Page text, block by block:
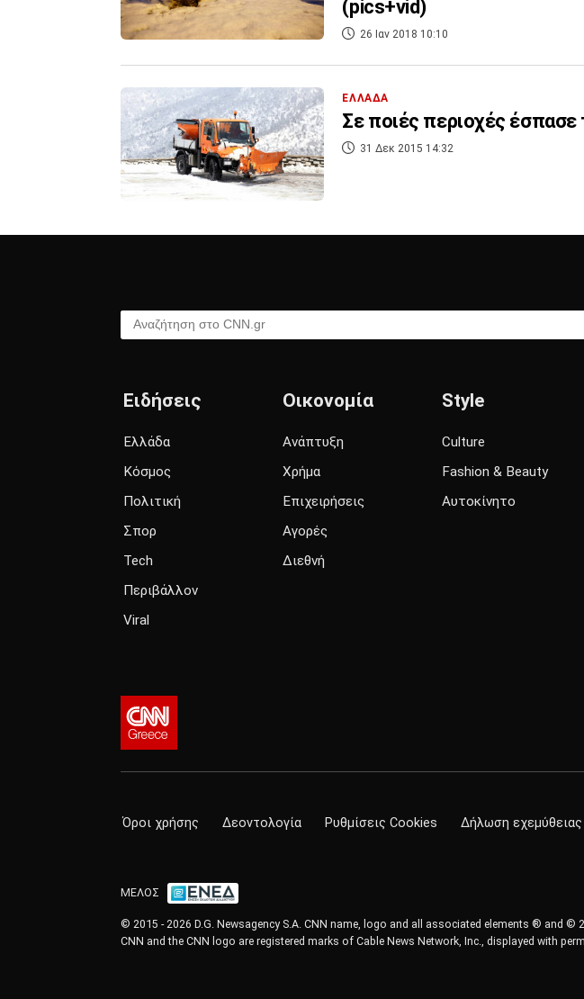
(pics+vid)
26 Ιαν 2018 10:10
ΕΛΛΑΔΑ
Σε ποιές περιοχές
31 Δεκ 2015 14:32
Αναζήτηση στο CNN.gr
Ειδήσεις
Ελλάδα
Κόσμος
Πολιτική
Σπορ
Tech
Περιβάλλον
Viral
Οικονομία
Ανάπτυξη
Χρήμα
Επιχειρήσεις
Αγορές
Διεθνή
Style
Culture
Fashion & Beauty
Αυτοκίνητο
Όροι χρήσης Δεοντολογία Ρυθμίσεις Cookies Δήλωση εχεμύθειας
ΜΕΛΟΣ
© 2015 - 2026 D.G. Newsagency S.A. CNN name, logo and all associated elements ® and ©
CNN and the CNN logo are registered marks of Cable News Network, Inc., displayed with